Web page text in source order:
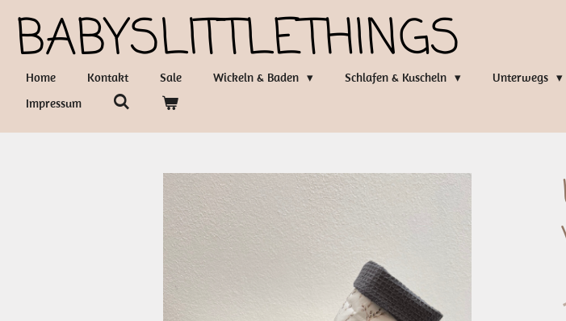
Zum
Hauptinhalt
springen
BABYSLITTLETHINGS
Home Kontakt Sale Wickeln & Baden Schlafen & Kuscheln Unterwegs
Impressum